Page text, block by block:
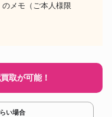
のメモ（ご本人様限
取が可能！
い場合